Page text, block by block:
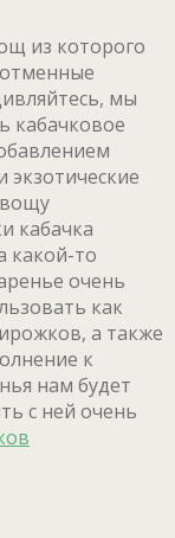
из которого
мы
кабачковое
экзотические
кабачка
какой-то
очень
как
а также
к
нам будет
с ней очень